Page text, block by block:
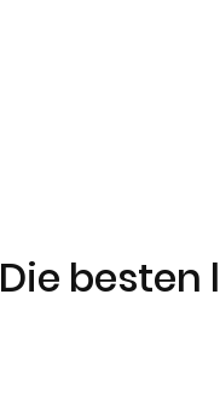
Die besten